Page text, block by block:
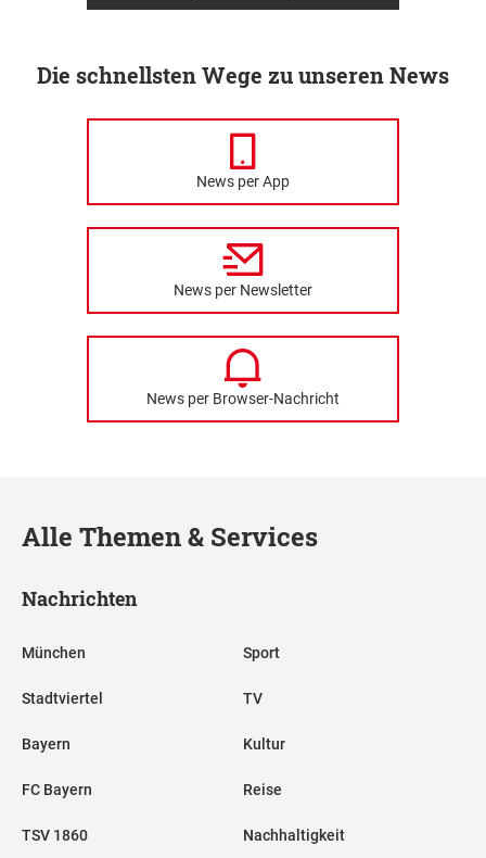
Die schnellsten Wege zu unseren News
News per App
News per Newsletter
News per Browser-Nachricht
Alle Themen & Services
Nachrichten
München
Stadtviertel
Bayern
FC Bayern
TSV 1860
Sport
TV
Kultur
Reise
Nachhaltigkeit